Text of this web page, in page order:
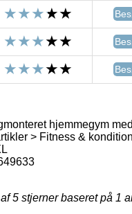
hjemmegym
> Fitness &
5 stjerner baseret på 1